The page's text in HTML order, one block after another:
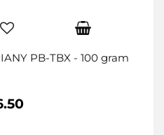
PB-TBX - 100 gram